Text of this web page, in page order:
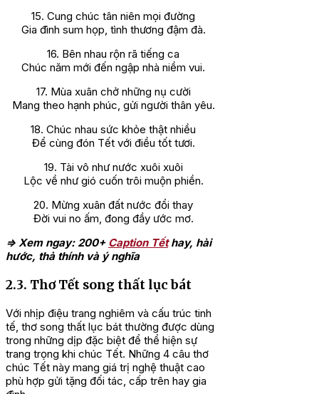
15. Cung chúc tân niên mọi đường
Gia đình sum họp, tình thương đậm đà.
16. Bên nhau rộn rã tiếng ca
Chúc năm mới đến ngập nhà niềm vui.
17. Mùa xuân chở những nụ cười
Mang theo hạnh phúc, gửi người thân yêu.
18. Chúc nhau sức khỏe thật nhiều
Để cùng đón Tết với điều tốt tươi.
19. Tài vô như nước xuôi xuôi
Lộc về như gió cuốn trôi muộn phiền.
20. Mừng xuân đất nước đổi thay
Đời vui no ấm, đong đầy ước mơ.
=> Xem ngay: 200+ Caption Tếthay, hài
hước, thả thính và ý nghĩa
2.3. Thơ Tết song thất lục bát
Với nhịp điệu trang nghiêm và cấu trúc tinh
tế, thơ song thất lục bát thường được dùng
trong những dịp đặc biệt để thể hiện sự
trang trọng khi chúc Tết. Những 4 câu thơ
chúc Tết này mang giá trị nghệ thuật cao
phù hợp gửi tặng đối tác, cấp trên hay gia